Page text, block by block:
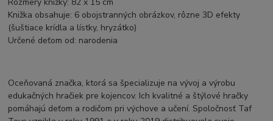
Knižka obsahuje: 6 obojstranných obrázkov, rôzne 3D efekty
(šuštiace krídla a lístky, hryzátko)
Určené deťom od: narodenia
Oceňovaná značka, ktorá sa špecializuje na vývoj a výrobu
edukačných hračiek pre kojencov. Ich kvalitné a štýlové hračky
pomáhajú deťom a rodičom pri výchove a učení. Spoločnosť Taf